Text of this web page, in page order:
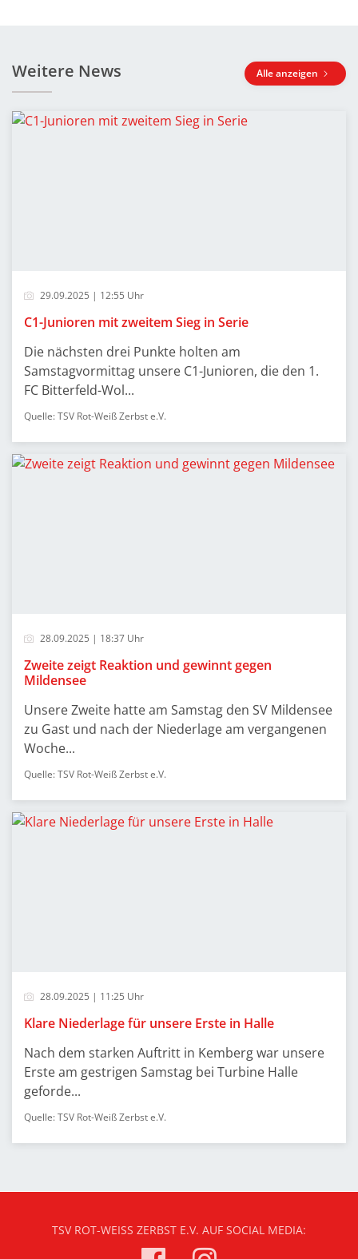
Weitere News Alle anzeigen
29.09.2025 | 12:55 Uhr
C1-Junioren mit zweitem Sieg in Serie
Die nächsten drei Punkte holten am
Samstagvormittag unsere C1-Junioren, die den 1.
FC Bitterfeld-Wol...
Quelle: TSV Rot-Weiß Zerbst e.V.
28.09.2025 | 18:37 Uhr
Zweite zeigt Reaktion und gewinnt gegen
Mildensee
Unsere Zweite hatte am Samstag den SV Mildensee
zu Gast und nach der Niederlage am vergangenen
Woche...
Quelle: TSV Rot-Weiß Zerbst e.V.
28.09.2025 | 11:25 Uhr
Klare Niederlage für unsere Erste in Halle
Nach dem starken Auftritt in Kemberg war unsere
Erste am gestrigen Samstag bei Turbine Halle
geforde...
Quelle: TSV Rot-Weiß Zerbst e.V.
TSV ROT-WEISS ZERBST E.V. AUF SOCIAL MEDIA: